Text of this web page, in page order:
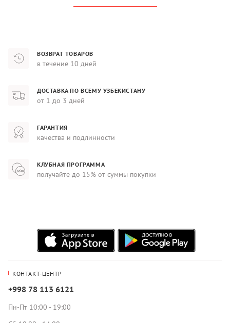
ВОЗВРАТ ТОВАРОВ
в течение 10 дней
ДОСТАВКА ПО ВСЕМУ УЗБЕКИСТАНУ
от 1 до 3 дней
ГАРАНТИЯ
качества и подлинности
КЛУБНАЯ ПРОГРАММА
получайте до 15% от суммы покупки
КОНТАКТ-ЦЕНТР
+998 78 113 6121
Пн-Пт 10:00 - 19:00